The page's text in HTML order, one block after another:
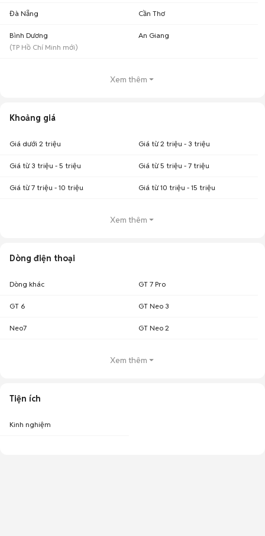
Đà Nẵng Cần Thơ
Bình Dương
(TP Hồ Chí Minh mới)
An Giang
Xem thêm
Khoảng giá
Giá dưới 2 triệu Giá từ 2 triệu - 3 triệu
Giá từ 3 triệu - 5 triệu Giá từ 5 triệu - 7 triệu
Giá từ 7 triệu - 10 triệu Giá từ 10 triệu - 15 triệu
Xem thêm
Dòng điện thoại
Dòng khác GT 7 Pro
GT 6 GT Neo 3
Neo7 GT Neo 2
Xem thêm
Tiện ích
Kinh nghiệm